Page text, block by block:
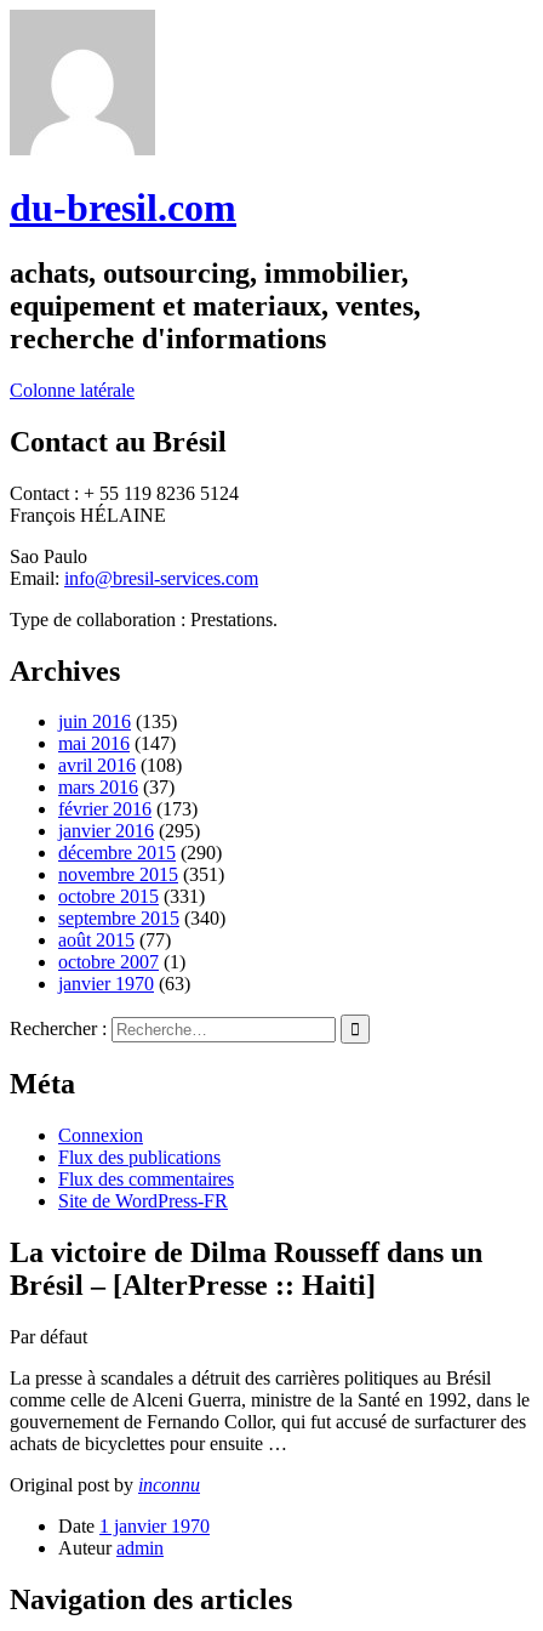
du-bresil.com
achats, outsourcing, immobilier,
equipement et materiaux, ventes,
recherche d'informations
Colonne latérale
Contact au Brésil
Contact : + 55 119 8236 5124
François HÉLAINE
Sao Paulo
Email: info@bresil-services.com
Type de collaboration : Prestations.
Archives
juin 2016 (135)
mai 2016 (147)
avril 2016 (108)
mars 2016 (37)
février 2016 (173)
janvier 2016 (295)
décembre 2015 (290)
novembre 2015 (351)
octobre 2015 (331)
septembre 2015 (340)
août 2015 (77)
octobre 2007 (1)
janvier 1970 (63)
Rechercher :
Méta
Connexion
Flux des publications
Flux des commentaires
Site de WordPress-FR
La victoire de Dilma Rousseff dans un
Brésil – [AlterPresse :: Haiti]
Par défaut
La presse à scandales a détruit des carrières politiques au Brésil
comme celle de Alceni Guerra, ministre de la Santé en 1992, dans le
gouvernement de Fernando Collor, qui fut accusé de surfacturer des
achats de bicyclettes pour ensuite …
Original post by inconnu
Date 1 janvier 1970
Auteur admin
Navigation des articles